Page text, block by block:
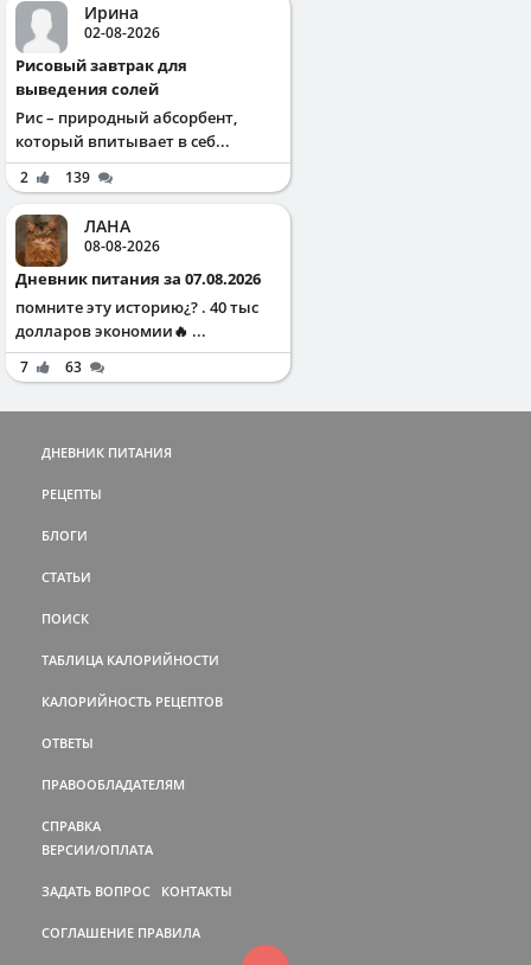
Ирина
02-08-2026
Рисовый завтрак для
выведения солей
Рис – природный абсорбент,
который впитывает в себ...
2 139
ЛАНА
08-08-2026
Дневник питания за 07.08.2026
помните эту историю¿? . 40 тыс
долларов экономии🔥 ...
7 63
ДНЕВНИК ПИТАНИЯ
РЕЦЕПТЫ
БЛОГИ
СТАТЬИ
ПОИСК
ТАБЛИЦА КАЛОРИЙНОСТИ
КАЛОРИЙНОСТЬ РЕЦЕПТОВ
ОТВЕТЫ
ПРАВООБЛАДАТЕЛЯМ
СПРАВКА
ВЕРСИИ/ОПЛАТА
ЗАДАТЬ ВОПРОС КОНТАКТЫ
СОГЛАШЕНИЕ ПРАВИЛА